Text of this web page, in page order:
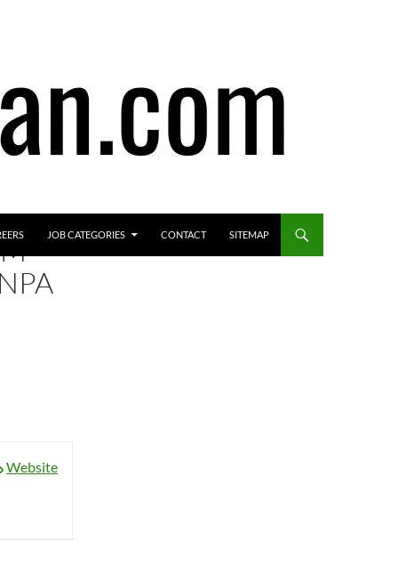
JOB CATEGORIES CONTACT SITEMAP
Website